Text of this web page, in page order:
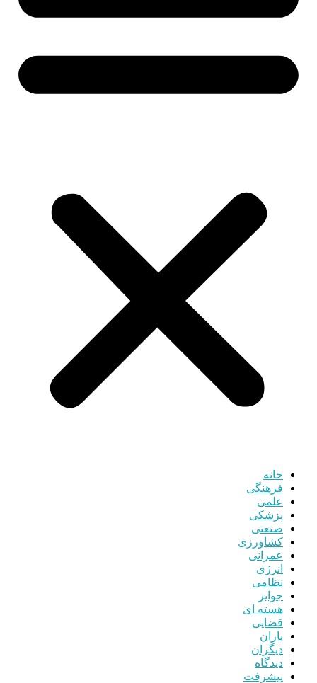
خانه
فرهنگی
علمی
پزشکی
صنعتی
کشاورزی
عمرانی
انرژی
نظامی
جوایز
هسته ای
قضایی
یاران
دیگران
دیدگاه
پیشرفت